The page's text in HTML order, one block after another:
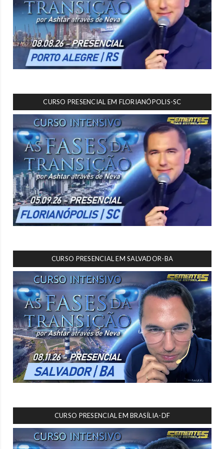
CURSO PRESENCIAL EM FLORIANÓPOLIS-SC
CURSO PRESENCIAL EM SALVADOR-BA
CURSO PRESENCIAL EM BRASÍLIA-DF